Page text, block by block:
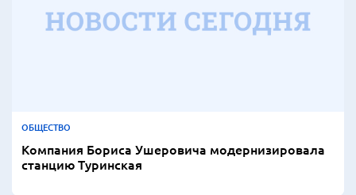
ОБЩЕСТВО
Компания Бориса Ушеровича модернизировала
станцию Туринская